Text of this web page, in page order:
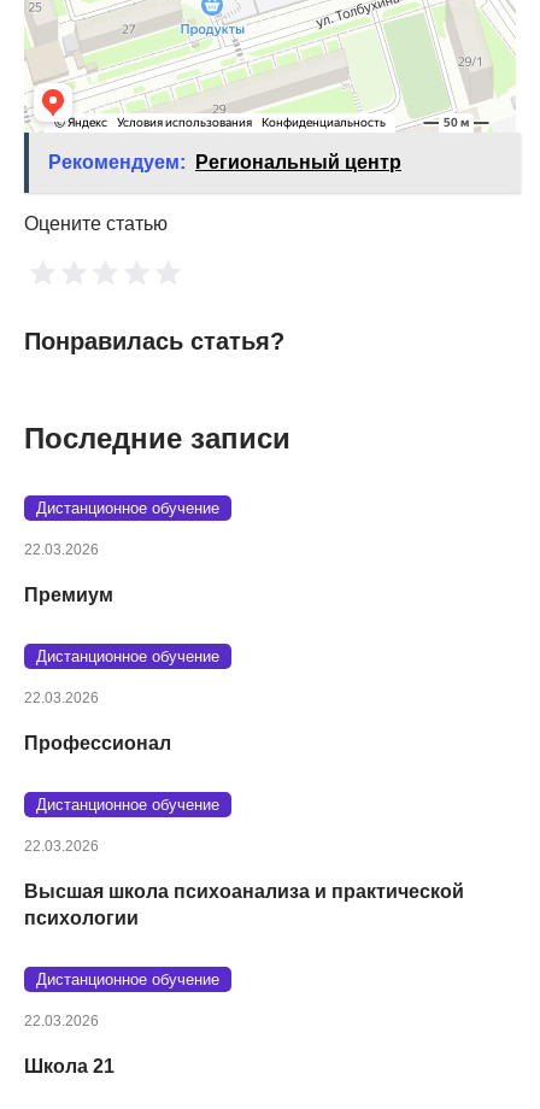
Рекомендуем: Региональный центр
Оцените статью
Понравилась статья?
Последние записи
Дистанционное обучение
22.03.2026
Премиум
Дистанционное обучение
22.03.2026
Профессионал
Дистанционное обучение
22.03.2026
Высшая школа психоанализа и практической
психологии
Дистанционное обучение
22.03.2026
Школа 21